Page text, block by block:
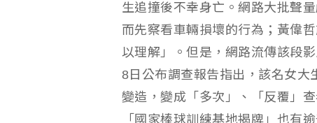
生追撞後不幸身亡。網路大批聲
而先察看車輛損壞的行為；黃偉
以理解」。但是，網路流傳該段
8日公布調查報告指出，該名女大
變造，變成「多次」、「反覆」查
「國家棒球訓練基地揭牌」也有